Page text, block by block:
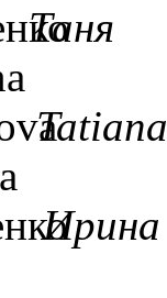
Таня
Tatiana
Ирина